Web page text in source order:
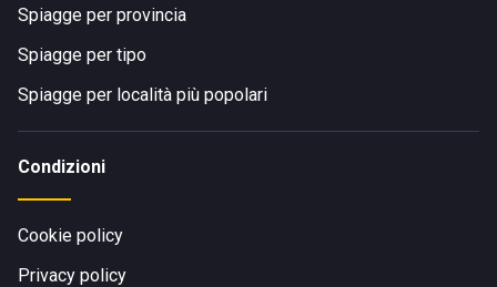
Spiagge per provincia
Spiagge per tipo
Spiagge per località più popolari
Condizioni
Cookie policy
Privacy policy